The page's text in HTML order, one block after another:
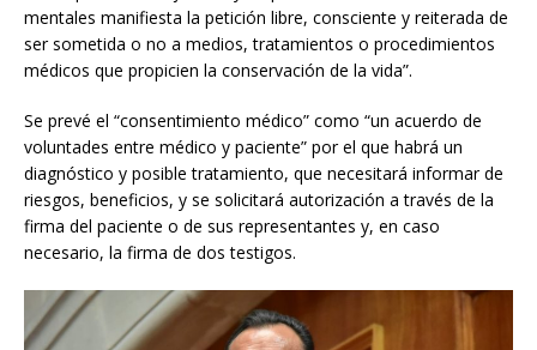
mentales manifiesta la petición libre, consciente y reiterada de
ser sometida o no a medios, tratamientos o procedimientos
médicos que propicien la conservación de la vida”.
Se prevé el “consentimiento médico” como “un acuerdo de
voluntades entre médico y paciente” por el que habrá un
diagnóstico y posible tratamiento, que necesitará informar de
riesgos, beneficios, y se solicitará autorización a través de la
firma del paciente o de sus representantes y, en caso
necesario, la firma de dos testigos.